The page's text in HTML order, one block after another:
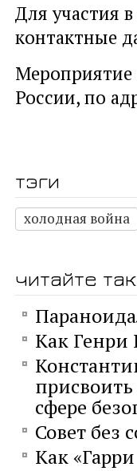
Для участия
контактные
Мероприятие
России, по
тэги
холодная война
читайте
Как Генри
сфере
Совет без
Как